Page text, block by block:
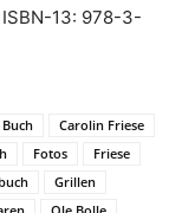
13: 978-3-
Buch
Carolin Friese
Fotos
Friese
Grillen